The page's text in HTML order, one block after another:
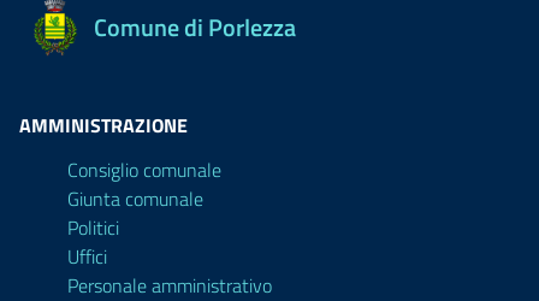
Comune di Porlezza
AMMINISTRAZIONE
Consiglio comunale
Giunta comunale
Politici
Uffici
Personale amministrativo